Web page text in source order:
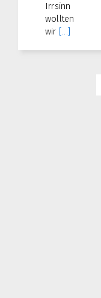
Irrsinn
wollten
wir
[...]